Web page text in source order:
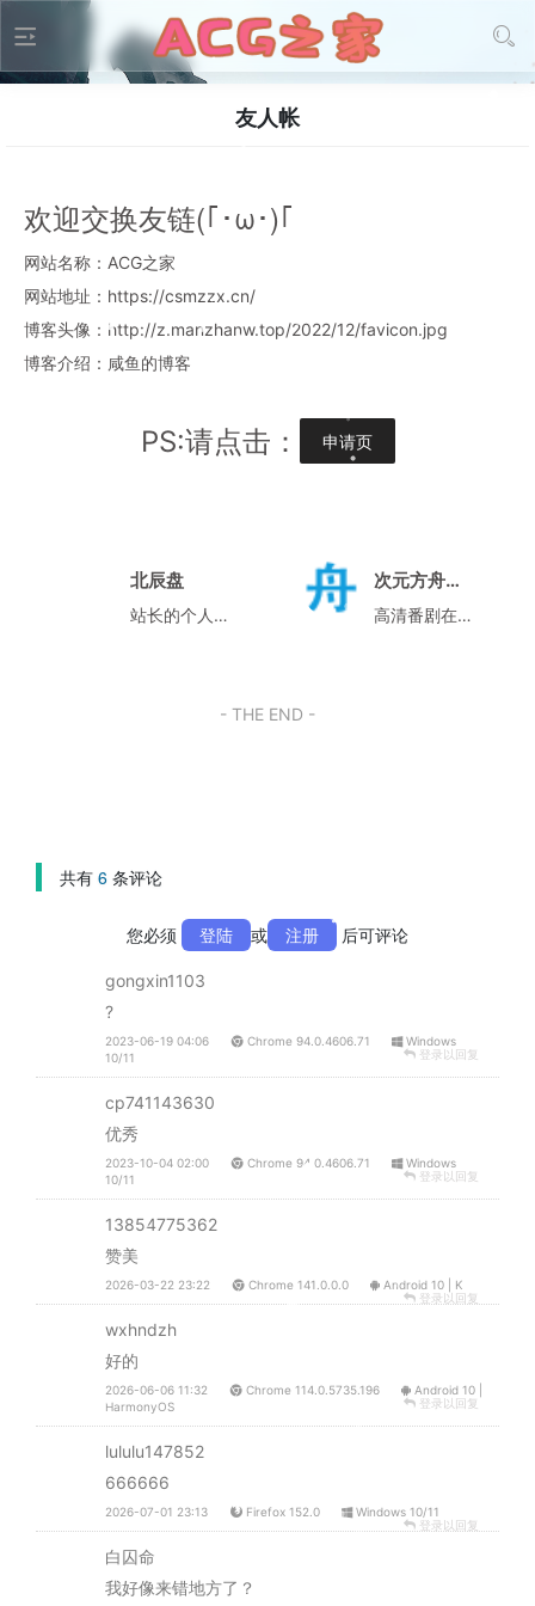
友人帐
欢迎交换友链(｢･ω･)｢
网站名称：ACG之家
网站地址：https://csmzzx.cn/
博客头像：http://z.manzhanw.top/2022/12/favicon.jpg
博客介绍：咸鱼的博客
PS:请点击： 申请页
北辰盘
站长的个人网盘
次元方舟动漫网
高清番剧在线观看
- THE END -
共有 6 条评论
您必须 登陆 或 注册 后可评论
gongxin1103
?
2023-06-19 04:06 Chrome 94.0.4606.71
Windows
10/11
登录以回复
cp741143630
优秀
2023-10-04 02:00 Chrome 94.0.4606.71
Windows
10/11
登录以回复
13854775362
赞美
2026-03-22 23:22 Chrome 141.0.0.0
Android 10 | K
登录以回复
wxhndzh
好的
2026-06-06 11:32 Chrome 114.0.5735.196
Android 10 |
HarmonyOS
登录以回复
lululu147852
666666
2026-07-01 23:13 Firefox 152.0
Windows 10/11
登录以回复
白囚命
我好像来错地方了？